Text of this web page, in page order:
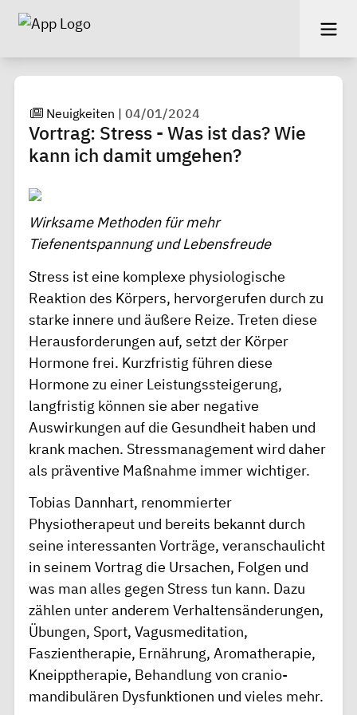
Neuigkeiten |04/01/2024
Vortrag: Stress - Was ist das? Wie
kann ich damit umgehen?
Wirksame Methoden für mehr
Tiefenentspannung und Lebensfreude
Stress ist eine komplexe physiologische
Reaktion des Körpers, hervorgerufen durch zu
starke innere und äußere Reize. Treten diese
Herausforderungen auf, setzt der Körper
Hormone frei. Kurzfristig führen diese
Hormone zu einer Leistungssteigerung,
langfristig können sie aber negative
Auswirkungen auf die Gesundheit haben und
krank machen. Stressmanagement wird daher
als präventive Maßnahme immer wichtiger.
Tobias Dannhart, renommierter
Physiotherapeut und bereits bekannt durch
seine interessanten Vorträge, veranschaulicht
in seinem Vortrag die Ursachen, Folgen und
was man alles gegen Stress tun kann. Dazu
zählen unter anderem Verhaltensänderungen,
Übungen, Sport, Vagusmeditation,
Faszientherapie, Ernährung, Aromatherapie,
Kneipptherapie, Behandlung von cranio-
mandibulären Dysfunktionen und vieles mehr.